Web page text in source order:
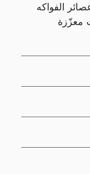
الفواكه
معزّزة